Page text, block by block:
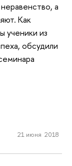
а
Как
ученики из
обсудили
21 июня 2018